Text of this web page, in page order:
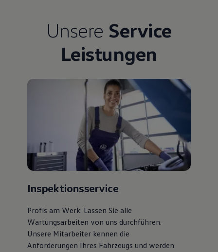
Rückblick VW Bus Festival 2023
75 Jahre Bulli Jubiläum
Fahrzeugabholung ab Werk
Unsere Service
Leistungen
Inspektionsservice
Profis am Werk: Lassen Sie alle
Wartungsarbeiten von uns durchführen.
Unsere Mitarbeiter kennen die
Anforderungen Ihres Fahrzeugs und werden